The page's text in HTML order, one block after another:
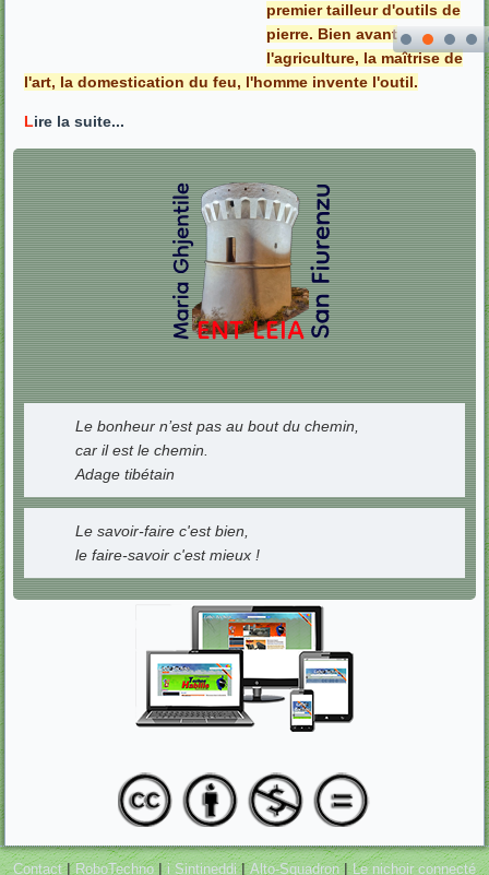
premier tailleur d'outils de
pierre. Bien avant
l'agriculture, la maîtrise de
l'art, la domestication du feu, l'homme invente l'outil.
Lire la suite...
Le bonheur n’est pas au bout du chemin,
car il est le chemin.
Adage tibétain
Le savoir-faire c'est bien,
le faire-savoir c'est mieux !
Contact| RoboTechno|i Sintineddi|Alto-Squadron|Le nichoir connecté